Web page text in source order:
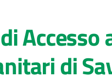
Accesso
di